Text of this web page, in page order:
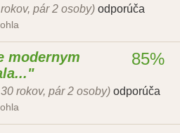
pár 2 osoby) odporúča
modernym
rokov, pár 2 osoby) odporúča
85%